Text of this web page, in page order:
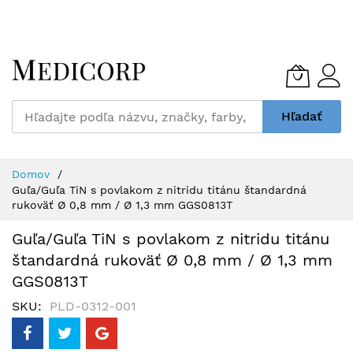
to
Content
Hľadať
Domov
Guľa/Guľa TiN s povlakom z nitridu titánu štandardná
rukoväť Ø 0,8 mm / Ø 1,3 mm GGS0813T
Guľa/Guľa TiN s povlakom z nitridu titánu
štandardná rukoväť Ø 0,8 mm / Ø 1,3 mm
GGS0813T
SKU PLD-0312-001